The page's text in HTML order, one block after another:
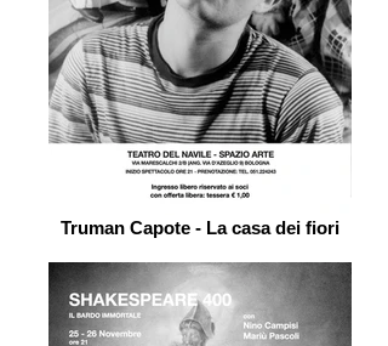
Truman Capote - La casa dei fiori